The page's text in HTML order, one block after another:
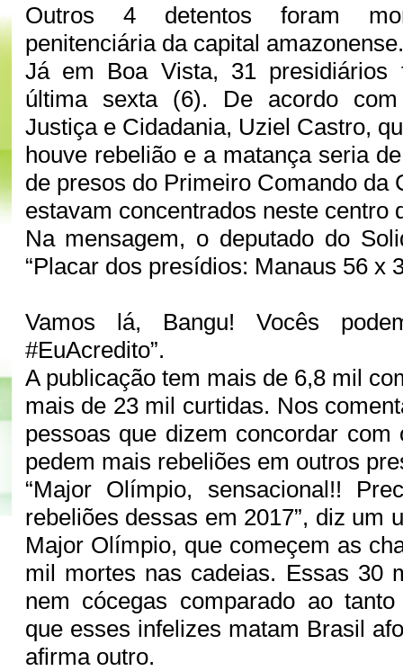
Outros 4 detentos foram
penitenciária da capital amazonense.
Já em Boa Vista, 31 presidiários
última sexta (6). De acordo
Justiça e Cidadania, Uziel Castro,
houve rebelião e a matança seria
de presos do Primeiro Comando da
estavam concentrados neste centro
Na mensagem, o deputado do
“Placar dos presídios: Manaus 56 x
Vamos lá, Bangu! Vocês
#EuAcredito”.
A publicação tem mais de 6,8 mil
mais de 23 mil curtidas. Nos
pessoas que dizem concordar com
pedem mais rebeliões em outros
“Major Olímpio, sensacional!!
rebeliões dessas em 2017”, diz um
Major Olímpio, que começem as
mil mortes nas cadeias. Essas 30
nem cócegas comparado ao
que esses infelizes matam Brasil
afirma outro.